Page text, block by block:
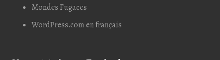
Mondes Fugaces
WordPress.com en français